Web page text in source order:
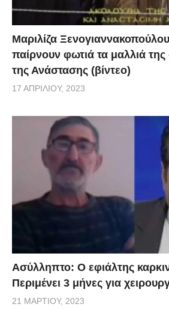
Μαριλίζα
παίρνουν φωτιά τα μαλλιά της
της Ανάστασης (βίντεο)
17 ΑΠΡΙΛΊΟΥ, 2023
Ασύλληπτο: Ο εφιάλτης
Περιμένει 3 μήνες για
21 ΜΑΡΤΊΟΥ, 2023